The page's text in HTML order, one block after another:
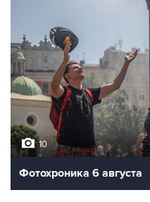
10
Фотохроника 6 августа